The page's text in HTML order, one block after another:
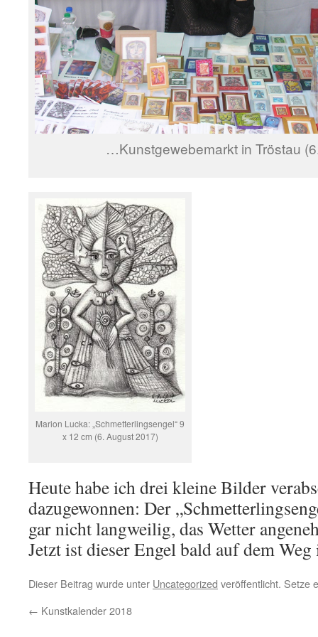
…Kunstgewebemarkt in Tröstau
Marion Lucka: „Schmetterlingsengel“ 9
x 12 cm (6. August 2017)
Heute habe ich drei kleine Bilder
dazugewonnen: Der
gar nicht langweilig, das Wetter
Jetzt ist dieser Engel bald auf dem Weg
Dieser Beitrag wurde unter Uncategorized veröffentlicht. Setze
← Kunstkalender 2018